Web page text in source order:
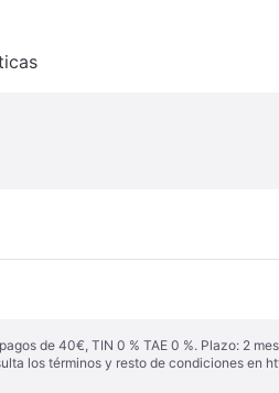
de 40€, TIN 0 % TAE 0 %. Plazo: 2
los términos y resto de condiciones en